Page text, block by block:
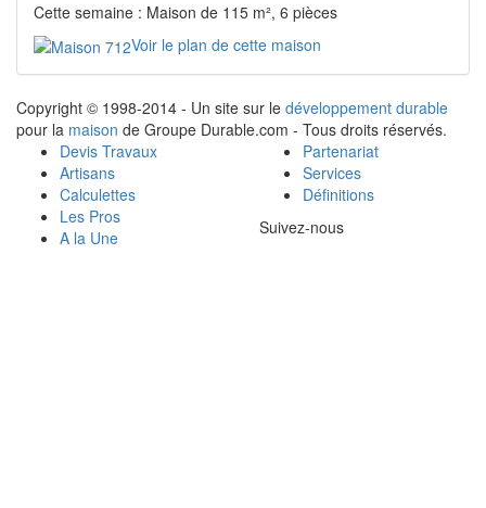
Cette semaine : Maison de 115 m², 6 pièces
Voir le plan de cette maison
Copyright © 1998-2014 - Un site sur le développement durable
pour la maison de Groupe Durable.com - Tous droits réservés.
Devis Travaux
Artisans
Calculettes
Les Pros
A la Une
Partenariat
Services
Définitions
Suivez-nous